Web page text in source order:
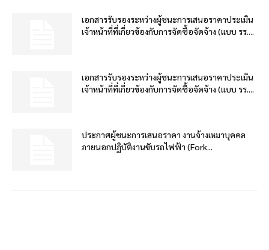
เอกสารรับรองระหว่างผู้ชนะการเสนอราคาประเมิน
เจ้าหน้าที่ที่เกี่ยวข้องกับการจัดซื้อจัดจ้าง (แบบ รร....
เอกสารรับรองระหว่างผู้ชนะการเสนอราคาประเมิน
เจ้าหน้าที่ที่เกี่ยวข้องกับการจัดซื้อจัดจ้าง (แบบ รร....
ประกาศผู้ชนะการเสนอราคา งานจ้างเหมาบุคคล
ภายนอกปฏิบัติงานขับรถไฟฟ้า (Fork...